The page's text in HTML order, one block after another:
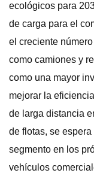
ecológicos para
de carga para el
el creciente
como camiones y
como una mayor
mejorar la
de larga distancia
de flotas, se
segmento en los
vehículos